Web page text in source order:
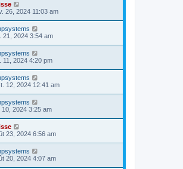
26, 2024 11:03 am
21, 2024 3:54 am
11, 2024 4:20 pm
12, 2024 12:41 am
10, 2024 3:25 am
23, 2024 6:56 am
20, 2024 4:07 am